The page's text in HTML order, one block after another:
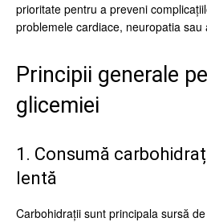
prioritate pentru a preveni
problemele cardiace, neuropatia sau
Principii generale
glicemiei
1. Consumă
lentă
Carbohidrații sunt principala sursă